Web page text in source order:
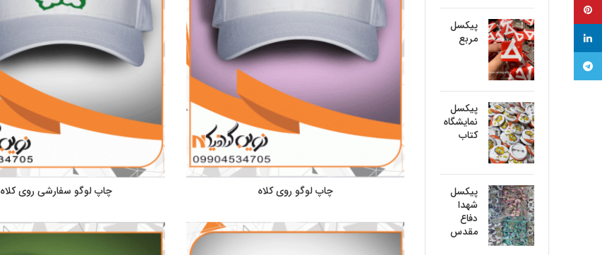
چاپ لوگو روی کلاه چاپ لوگو سفارشی روی کلاه
پیکسل
مربع
پیکسل
نمایشگاه
کتاب
پیکسل
شهدا
دفاع
مقدس
پینترست
لینکدین
تلگرام